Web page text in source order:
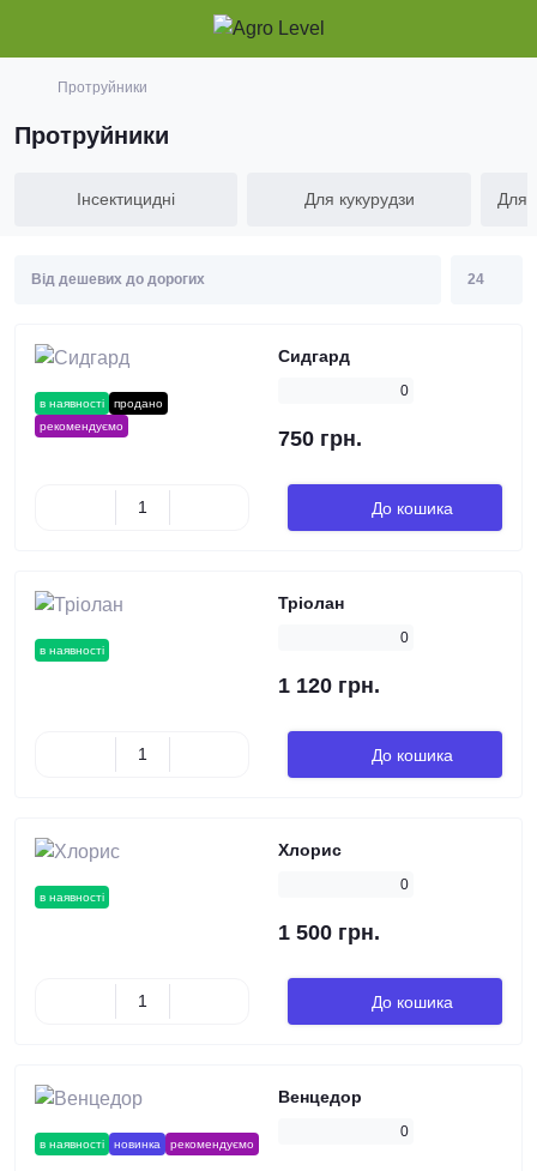
Протруйники
Протруйники
Інсектицидні Для кукурудзи Для
в наявності
продано
рекомендуємо
Сидгард
0
750 грн.
До кошика
в наявності
Тріолан
0
1 120 грн.
До кошика
в наявності
Хлорис
0
1 500 грн.
До кошика
в наявності новинка рекомендуємо
Венцедор
0